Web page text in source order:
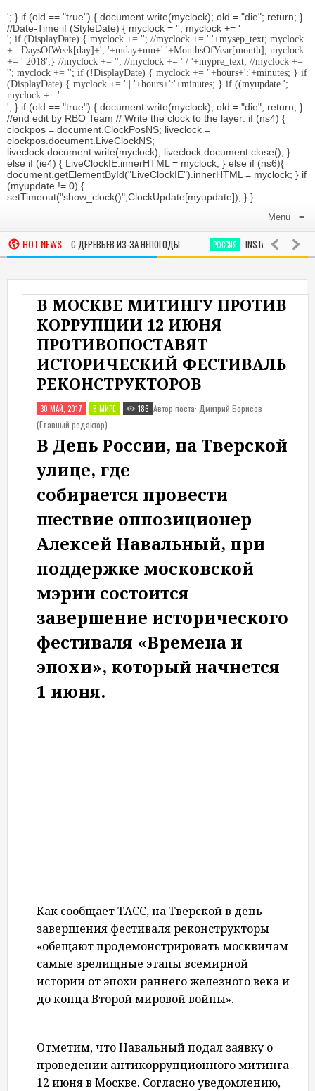
'; } if (old == "true") { document.write(myclock); old = "die"; return; }
//Date-Time if (StyleDate) { myclock = ''; myclock += '
'; if (DisplayDate) { myclock += ''; //myclock += ' '+mysep_text; myclock
+= DaysOfWeek[day]+', '+mday+mn+' '+MonthsOfYear[month]; myclock
+= ' 2018';} //myclock += ''; //myclock += ' / '+mypre_text; //myclock +=
''; myclock += ''; if (!DisplayDate) { myclock += ''+hours+':'+minutes; } if
(DisplayDate) { myclock += ' | '+hours+':'+minutes; } if ((myupdate ';
myclock += '
'; } if (old == "true") { document.write(myclock); old = "die"; return; }
//end edit by RBO Team // Write the clock to the layer: if (ns4) {
clockpos = document.ClockPosNS; liveclock =
clockpos.document.LiveClockNS;
liveclock.document.write(myclock); liveclock.document.close(); }
else if (ie4) { LiveClockIE.innerHTML = myclock; } else if (ns6){
document.getElementById("LiveClockIE").innerHTML = myclock; } if
(myupdate != 0) {
setTimeout("show_clock()",ClockUpdate[myupdate]); } }
Menu ≡
HOT NEWS
ПАДАТЬ С ДЕРЕВЬЕВ ИЗ-ЗА НЕПОГОДЫ РОССИЯ
INSTAGRAM
В МОСКВЕ МИТИНГУ ПРОТИВ
КОРРУПЦИИ 12 ИЮНЯ
ПРОТИВОПОСТАВЯТ
ИСТОРИЧЕСКИЙ ФЕСТИВАЛЬ
РЕКОНСТРУКТОРОВ
30 МАЙ, 2017 В МИРЕ 186 Автор поста: Дмитрий Борисов
(Главный редактор)
В День России, на Тверской
улице, где
собирается провести
шествие оппозиционер
Алексей Навальный, при
поддержке московской
мэрии состоится
завершение исторического
фестиваля «Времена и
эпохи», который начнется
1 июня.
Как сообщает ТАСС, на Тверской в день
завершения фестиваля реконструкторы
«обещают продемонстрировать москвичам
самые зрелищные этапы всемирной
истории от эпохи раннего железного века и
до конца Второй мировой войны».
Отметим, что Навальный подал заявку о
проведении антикоррупционного митинга
12 июня в Москве. Согласно уведомлению,